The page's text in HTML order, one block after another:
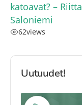
katoavat? – Riitta
Saloniemi
62views
Uutuudet!